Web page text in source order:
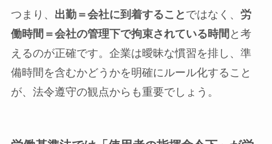
つまり、 出勤＝会社に到着すること ではなく、 労
働時間＝会社の管理下で拘束されている時間 と考
えるのが正確です。企業は曖昧な慣習を排し、準
備時間を含むかどうかを明確にルール化すること
が、法令遵守の観点からも重要でしょう。